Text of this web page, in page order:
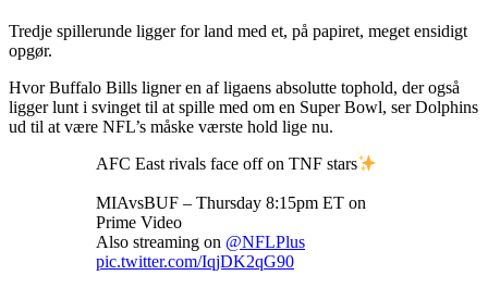
Tredje spillerunde ligger for land med et, på papiret, meget ensidigt
opgør.
Hvor Buffalo Bills ligner en af ligaens absolutte tophold, der også
ligger lunt i svinget til at spille med om en Super Bowl, ser Dolphins
ud til at være NFL’s måske værste hold lige nu.
AFC East rivals face off on TNF stars
MIAvsBUF – Thursday 8:15pm ET on
Prime Video
Also streaming on @NFLPlus
pic.twitter.com/IqjDK2qG90